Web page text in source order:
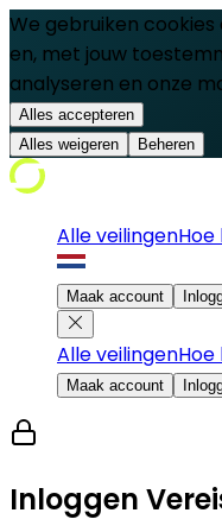
We gebruiken
en, met jouw
analyseren en onze
Alles accepteren
Alles weigeren
Beheren
Alle veilingen
Maak account
Alle veilingen
Maak account
Inloggen